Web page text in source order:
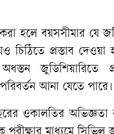
হলে বয়সসীমার যে
চিঠিতে প্রস্তাব দেওয়া
জুডিশিয়ারিতে
আনা যেতে পারে।
ওকালতির অভিজ্ঞতা